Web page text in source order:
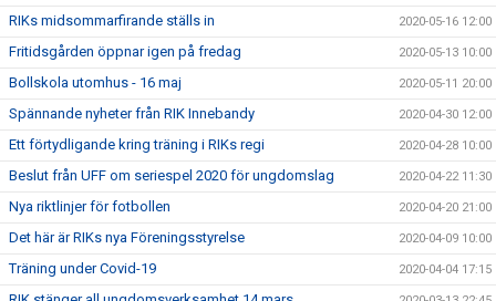
RIKs midsommarfirande ställs in 2020-05-16 12:00
Fritidsgården öppnar igen på fredag 2020-05-13 10:00
Bollskola utomhus - 16 maj 2020-05-11 20:00
Spännande nyheter från RIK Innebandy 2020-04-30 12:00
Ett förtydligande kring träning i RIKs regi 2020-04-28 10:00
Beslut från UFF om seriespel 2020 för ungdomslag 2020-04-22 11:30
Nya riktlinjer för fotbollen 2020-04-20 21:00
Det här är RIKs nya Föreningsstyrelse 2020-04-09 10:00
Träning under Covid-19 2020-04-04 17:15